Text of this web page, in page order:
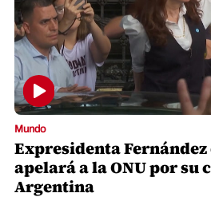
Mundo
Expresidenta
apelará a la ONU por su
Argentina